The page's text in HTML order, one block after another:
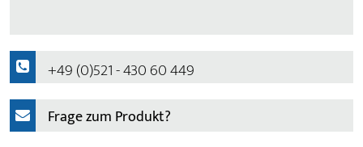
+49 (0)521 - 430 60 449
Frage zum Produkt?